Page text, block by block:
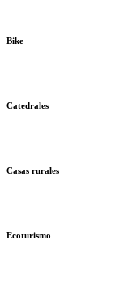
Bike
Catedrales
Casas rurales
Ecoturismo